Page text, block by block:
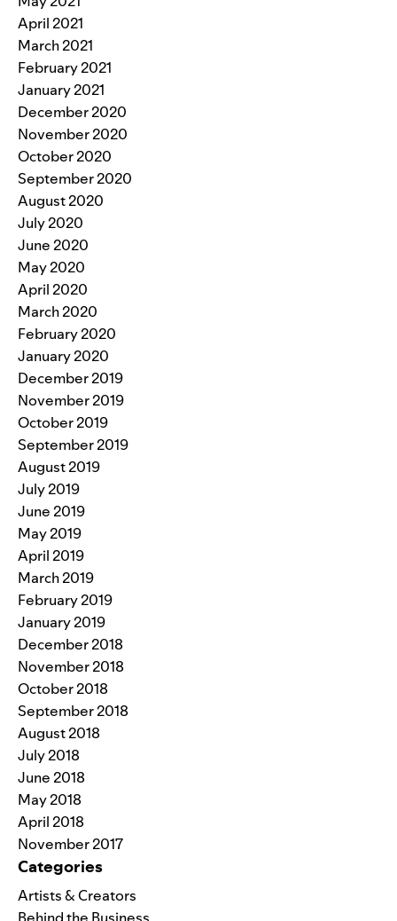
April 2021
March 2021
February 2021
January 2021
December 2020
November 2020
October 2020
September 2020
August 2020
July 2020
June 2020
May 2020
April 2020
March 2020
February 2020
January 2020
December 2019
November 2019
October 2019
September 2019
August 2019
July 2019
June 2019
May 2019
April 2019
March 2019
February 2019
January 2019
December 2018
November 2018
October 2018
September 2018
August 2018
July 2018
June 2018
May 2018
April 2018
November 2017
Categories
Artists & Creators